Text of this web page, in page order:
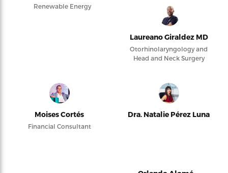
Renewable Energy
Laureano Giraldez MD
Otorhinolaryngology and
Head and Neck Surgery
Moises Cortés
Financial Consultant
Dra. Natalie Pérez Luna